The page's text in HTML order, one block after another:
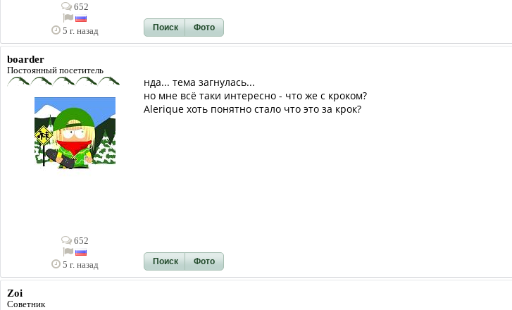
652
5 г. назад Поиск Фото
boarder
Постоянный посетитель
652
5 г. назад
нда... тема загнулась...
но мне всё таки интересно - что же с кроком?
Alerique хоть понятно стало что это за крок?
Поиск Фото
Zoi
Советник